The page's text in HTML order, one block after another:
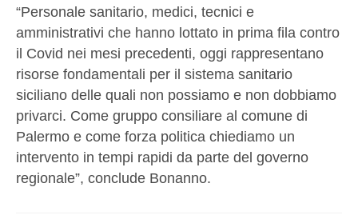
“Personale sanitario, medici, tecnici e
amministrativi che hanno lottato in prima fila contro
il Covid nei mesi precedenti, oggi rappresentano
risorse fondamentali per il sistema sanitario
siciliano delle quali non possiamo e non dobbiamo
privarci. Come gruppo consiliare al comune di
Palermo e come forza politica chiediamo un
intervento in tempi rapidi da parte del governo
regionale”, conclude Bonanno.